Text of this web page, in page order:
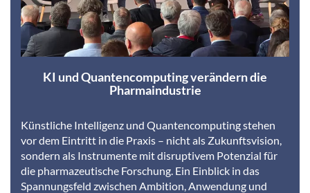
KI und Quantencomputing verändern die
Pharmaindustrie
Künstliche Intelligenz und Quantencomputing stehen
vor dem Eintritt in die Praxis – nicht als Zukunftsvision,
sondern als Instrumente mit disruptivem Potenzial für
die pharmazeutische Forschung. Ein Einblick in das
Spannungsfeld zwischen Ambition, Anwendung und